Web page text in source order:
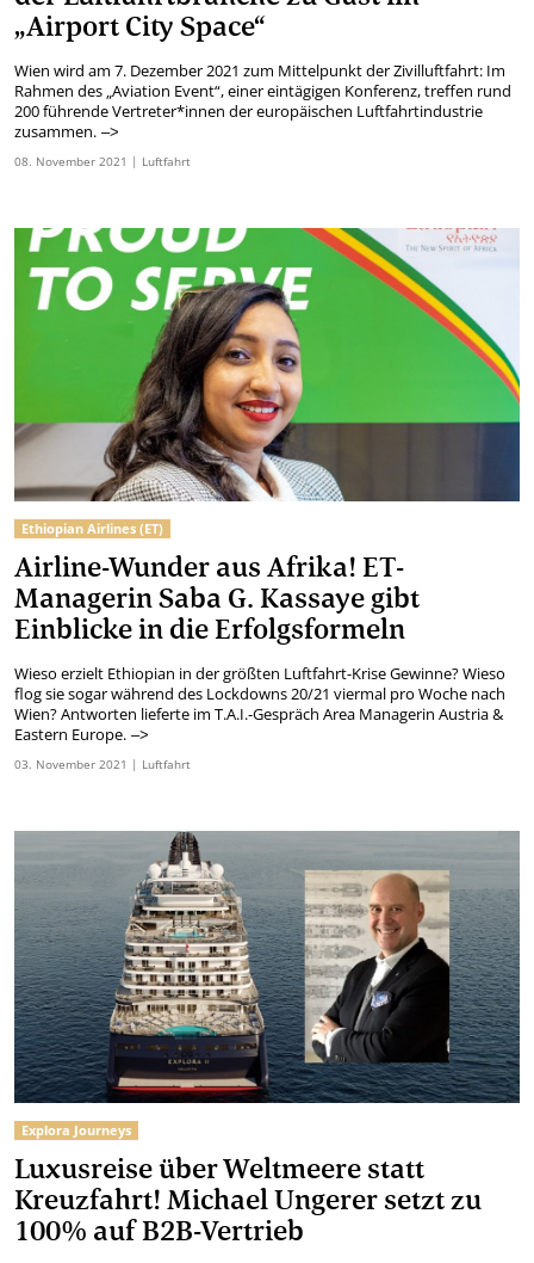
„Airport City Space“
Wien wird am 7. Dezember 2021 zum Mittelpunkt der Zivilluftfahrt: Im
Rahmen des „Aviation Event“, einer eintägigen Konferenz, treffen rund
200 führende Vertreter*innen der europäischen Luftfahrtindustrie
zusammen.–>
08. November2021 | Luftfahrt
Ethiopian Airlines (ET)
Airline-Wunder aus Afrika! ET-
Managerin Saba G. Kassaye gibt
Einblicke in die Erfolgsformeln
Wieso erzielt Ethiopian in der größten Luftfahrt-Krise Gewinne? Wieso
flog sie sogar während des Lockdowns 20/21 viermal pro Woche nach
Wien? Antworten lieferte im T.A.I.-Gespräch Area Managerin Austria &
Eastern Europe.–>
03. November2021 | Luftfahrt
Explora Journeys
Luxusreise über Weltmeere statt
Kreuzfahrt! Michael Ungerer setzt zu
100% auf B2B-Vertrieb